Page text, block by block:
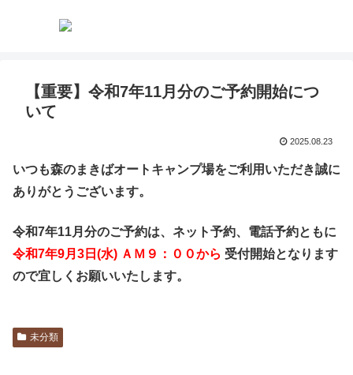
【重要】令和7年11月分のご予約開始につ
いて
2025.08.23
いつも森のまきばオートキャンプ場をご利用いただき誠に
ありがとうございます。
令和7年11月分のご予約は、ネット予約、電話予約ともに
令和7年9月3 日(水) ＡＭ９：００から 受付開始となります
ので宜しくお願いいたします。
未分類